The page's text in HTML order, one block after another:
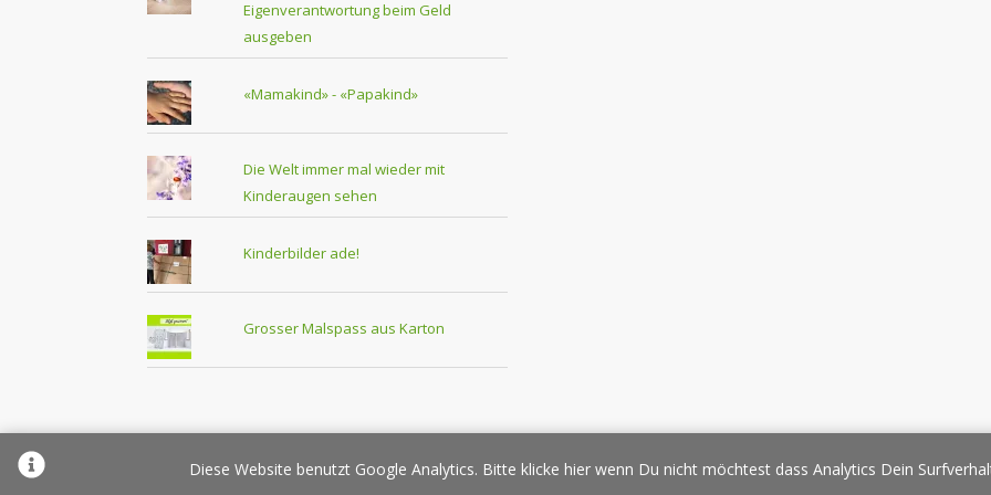
Eigenverantwortung beim Geld
ausgeben
«Mamakind» - «Papakind»
Die Welt immer mal wieder mit
Kinderaugen sehen
Kinderbilder ade!
Grosser Malspass aus Karton
Über Elternplanet Pressespiegel Werbung/Sponsoring Impressum Copyright
Diese Website benutzt Google Analytics. Bitte klicke hier wenn Du nicht möchtest dass Analytics Dein